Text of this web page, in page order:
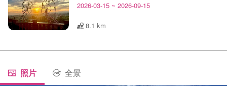
2026-03-15 ~ 2026-09-15
8.1 km
照片 全景